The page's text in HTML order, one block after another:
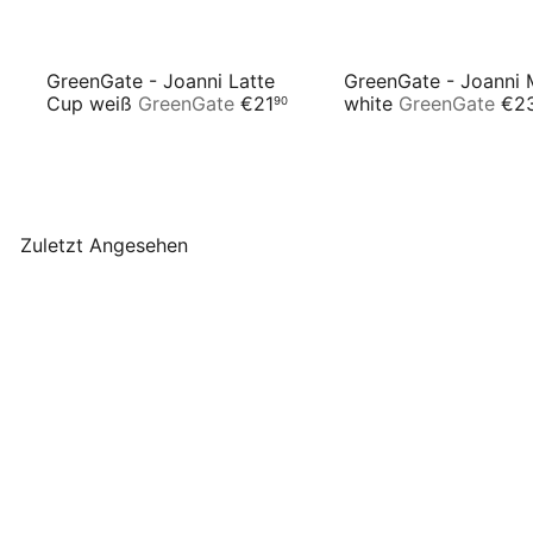
GreenGate - Joanni Latte
Cup weiß GreenGate €2190
GreenGate - Joanni
white GreenGate
Zuletzt Angesehen